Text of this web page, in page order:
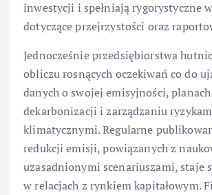
inwestycji i spełniają rygorystyczne
dotyczące przejrzystości oraz
Jednocześnie przedsiębiorstwa
obliczu rosnących oczekiwań co do
danych o swojej emisyjności, planach
dekarbonizacji i zarządzaniu
klimatycznymi. Regularne
redukcji emisji, powiązanych z
uzasadnionymi scenariuszami, staje
w relacjach z rynkiem kapitałowym.